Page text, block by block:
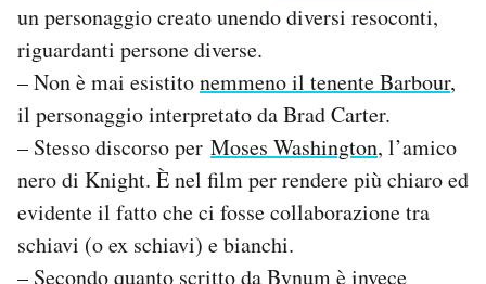
un personaggio creato unendo diversi resoconti,
riguardanti persone diverse.
– Non è mai esistitonemmeno il tenente Barbour,
il personaggio interpretato da Brad Carter.
– Stesso discorso per Moses Washington, l’amico
nero di Knight. È nel film per rendere più chiaro ed
evidente il fatto che ci fosse collaborazione tra
schiavi (o ex schiavi) e bianchi.
– Secondo quanto scritto da Bynum è invece